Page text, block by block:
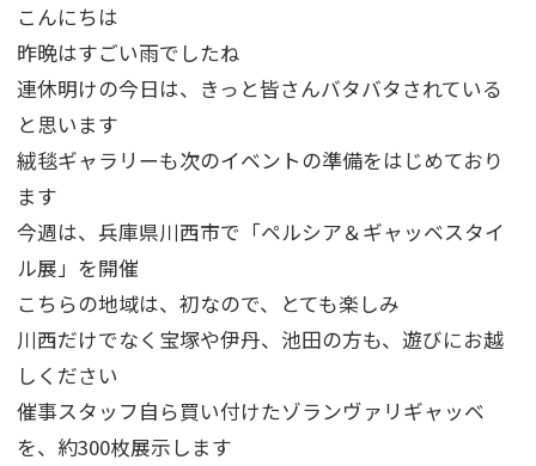
こんにちは
昨晩はすごい雨でしたね
連休明けの今日は、きっと皆さんバタバタされている
と思います
絨毯ギャラリーも次のイベントの準備をはじめており
ます
今週は、兵庫県川西市で「ペルシア＆ギャッベスタイ
ル展」を開催
こちらの地域は、初なので、とても楽しみ
川西だけでなく宝塚や伊丹、池田の方も、遊びにお越
しください
催事スタッフ自ら買い付けたゾランヴァリギャッベ
を、約300枚展示します